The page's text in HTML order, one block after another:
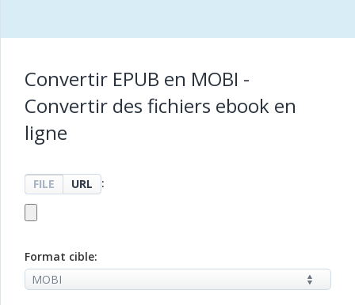
Convertir EPUB en MOBI -
Convertir des fichiers ebook en
ligne
FILE URL :
Format cible: